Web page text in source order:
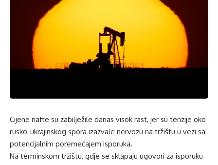
Cijene nafte su zabilježile danas visok rast, jer su tenzije oko
rusko-ukrajinskog spora izazvale nervozu na tržištu u vezi sa
potencijalnim poremećajem isporuka.
Na terminskom tržištu, gdje se sklapaju ugovori za isporuku